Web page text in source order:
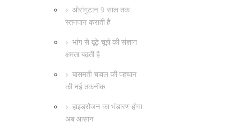
ओरांगुटान 9 साल तक
स्तनपान कराती हैं
भांग से बूढ़े चूहों की संज्ञान
क्षमता बढ़ती है
बासमती चावल की पहचान
की नई तकनीक
हाइड्रोजन का भंडारण होगा
अब आसान